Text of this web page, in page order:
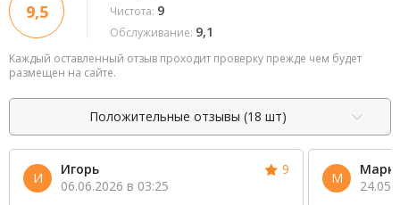
9,5 Чистота: 9
Обслуживание: 9,1
Каждый оставленный отзыв проходит проверку прежде чем будет
размещен на сайте.
Положительные отзывы (18 шт)
И
Игорь
06.06.2026 в 03:25
9 М
Марк